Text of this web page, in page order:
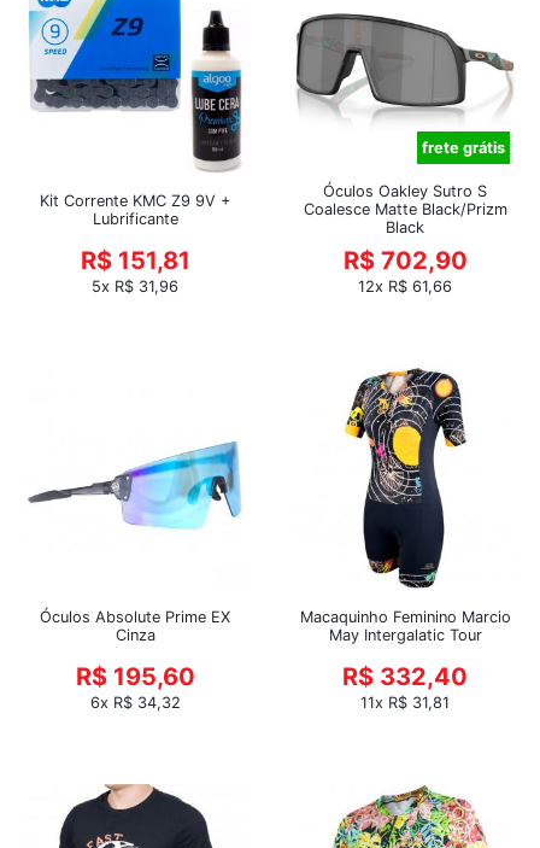
Kit Corrente KMC Z9 9V +
Lubrificante
R$ 151,81
5x R$ 31,96
frete grátis
Óculos Oakley Sutro S
Coalesce Matte Black/Prizm
Black
R$ 702,90
12x R$ 61,66
Óculos Absolute Prime EX
Cinza
R$ 195,60
6x R$ 34,32
Macaquinho Feminino Marcio
May Intergalatic Tour
R$ 332,40
11x R$ 31,81